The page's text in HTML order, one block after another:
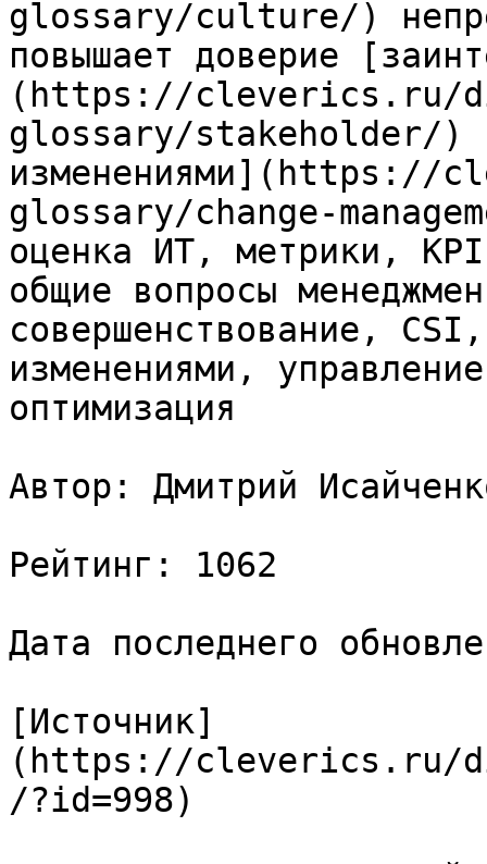
glossary/culture/)
повышает доверие
(https://cleverics.ru/
glossary/stakeholder/) к
glossary/change-
оценка ИТ, метрики,
общие вопросы
совершенствование,
изменениями,
оптимизация
Автор: Дмитрий
Рейтинг: 1062
Дата последнего
[Источник]
(https://cleverics.ru/
/?id=998)